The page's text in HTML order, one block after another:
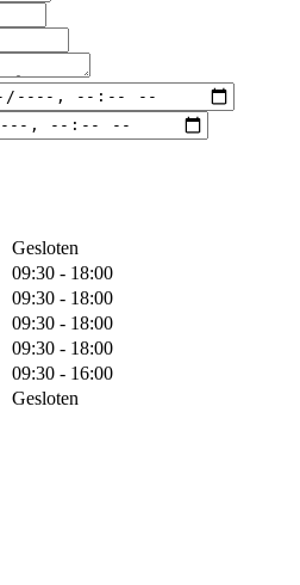
Gesloten
09:30 - 18:00
09:30 - 18:00
09:30 - 18:00
09:30 - 18:00
09:30 - 16:00
Gesloten